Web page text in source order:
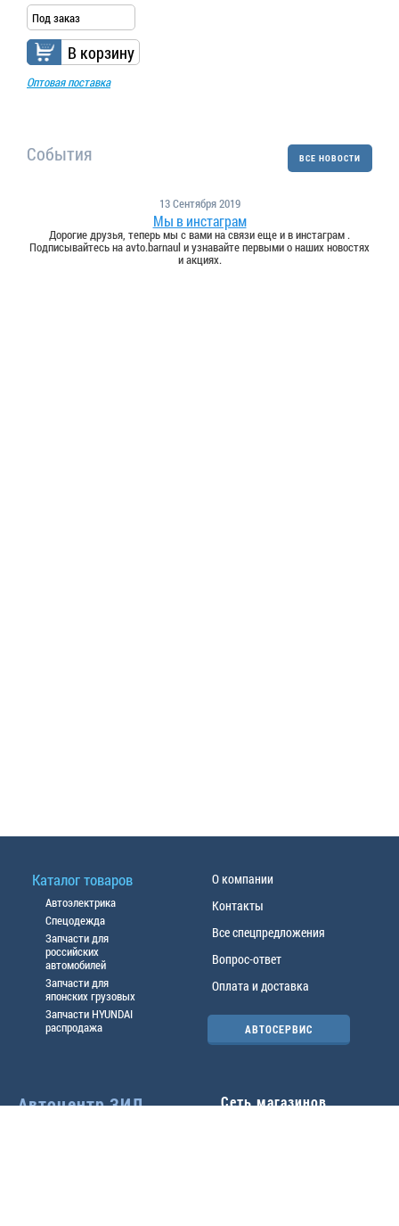
ВСЕ НОВОСТИ
События
13 Сентября 2019
Мы в инстаграм
Дорогие друзья, теперь мы с вами на связи еще и в инстаграм .
Подписывайтесь на avto.barnaul и узнавайте первыми о наших новостях
и акциях.
Под заказ
В корзину
Оптовая поставка
Каталог товаров
Автоэлектрика
Спецодежда
Запчасти для
российских
автомобилей
Запчасти для
японских грузовых
Запчасти HYUNDAI
распродажа
О компании
Контакты
Все спецпредложения
Вопрос-ответ
Оплата и доставка
АВТОСЕРВИС
Автоцентр ЗИЛ
Сеть магазинов